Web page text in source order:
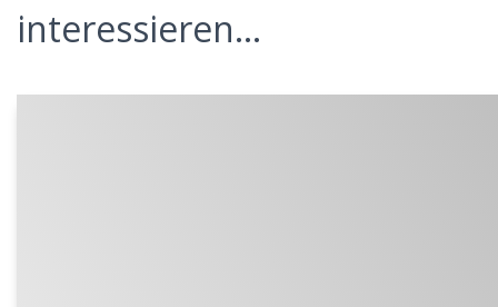
interessieren...